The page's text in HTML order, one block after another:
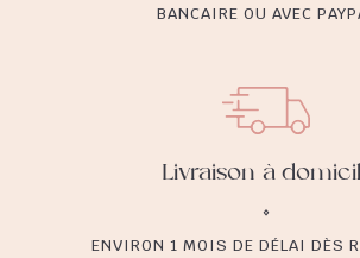
BANCAIRE OU AVEC
Livraison à
ENVIRON 1 MOIS DE DÉLAI DÈS